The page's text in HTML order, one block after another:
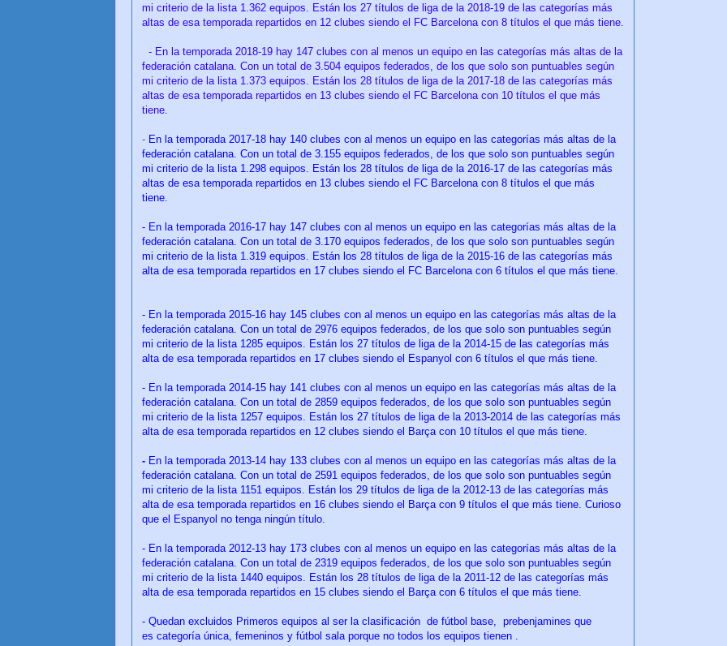
mi criterio de la lista 1.362 equipos. Están los 27 títulos de liga de la 2018-19 de las categorías más
altas de esa temporada repartidos en 12 clubes siendo el FC Barcelona con 8 títulos el que más tiene.
- En la temporada 2018-19 hay 147 clubes con al menos un equipo en las categorías más altas de la
federación catalana. Con un total de 3.504 equipos federados, de los que solo son puntuables según
mi criterio de la lista 1.373 equipos. Están los 28 títulos de liga de la 2017-18 de las categorías más
altas de esa temporada repartidos en 13 clubes siendo el FC Barcelona con 10 títulos el que más
tiene.
- En la temporada 2017-18 hay 140 clubes con al menos un equipo en las categorías más altas de la
federación catalana. Con un total de 3.155 equipos federados, de los que solo son puntuables según
mi criterio de la lista 1.298 equipos. Están los 28 títulos de liga de la 2016-17 de las categorías más
altas de esa temporada repartidos en 13 clubes siendo el FC Barcelona con 8 títulos el que más
tiene.
- En la temporada 2016-17 hay 147 clubes con al menos un equipo en las categorías más altas de la
federación catalana. Con un total de 3.170 equipos federados, de los que solo son puntuables según
mi criterio de la lista 1.319 equipos. Están los 28 títulos de liga de la 2015-16 de las categorías más
alta de esa temporada repartidos en 17 clubes siendo el FC Barcelona con 6 títulos el que más tiene.
- En la temporada 2015-16 hay 145 clubes con al menos un equipo en las categorías más altas de la
federación catalana. Con un total de 2976 equipos federados, de los que solo son puntuables según
mi criterio de la lista 1285 equipos. Están los 27 títulos de liga de la 2014-15 de las categorías más
alta de esa temporada repartidos en 17 clubes siendo el Espanyol con 6 títulos el que más tiene.
- En la temporada 2014-15 hay 141 clubes con al menos un equipo en las categorías más altas de la
federación catalana. Con un total de 2859 equipos federados, de los que solo son puntuables según
mi criterio de la lista 1257 equipos. Están los 27 títulos de liga de la 2013-2014 de las categorías más
alta de esa temporada repartidos en 12 clubes siendo el Barça con 10 títulos el que más tiene.
- En la temporada 2013-14 hay 133 clubes con al menos un equipo en las categorías más altas de la
federación catalana. Con un total de 2591 equipos federados, de los que solo son puntuables según
mi criterio de la lista 1151 equipos. Están los 29 títulos de liga de la 2012-13 de las categorías más
alta de esa temporada repartidos en 16 clubes siendo el Barça con 9 títulos el que más tiene. Curioso
que el Espanyol no tenga ningún título.
- En la temporada 2012-13 hay 173 clubes con al menos un equipo en las categorías más altas de la
federación catalana. Con un total de 2319 equipos federados, de los que solo son puntuables según
mi criterio de la lista 1440 equipos. Están los 28 títulos de liga de la 2011-12 de las categorías más
alta de esa temporada repartidos en 15 clubes siendo el Barça con 6 títulos el que más tiene.
- Quedan excluidos Primeros equipos al ser la clasificación de fútbol base,
prebenjamines que
es categoría única, femeninos y fútbol sala porque no todos los equipos tienen .